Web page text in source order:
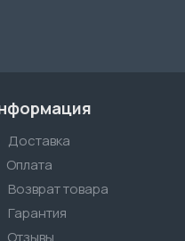
Доставка
Оплата
Возврат товара
Гарантия
Отзывы